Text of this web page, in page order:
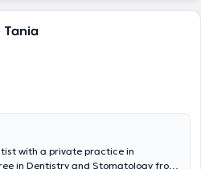
with a private practice in
in Dentistry and Stomatology from